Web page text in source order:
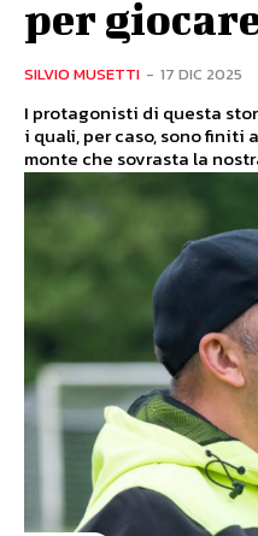
per
SILVIO MUSETTI - 17 DIC 2025
I protagonisti di questa
i quali, per caso, sono
monte che sovrasta la